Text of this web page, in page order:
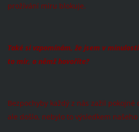
prožívání míru blokuje.
Také si vzpomínám, že jsem v
to mír, o němž hovoříte?
Bezpochyby každý z nás zažil pokojné
ale došlo, nebylo to výsledkem našeho